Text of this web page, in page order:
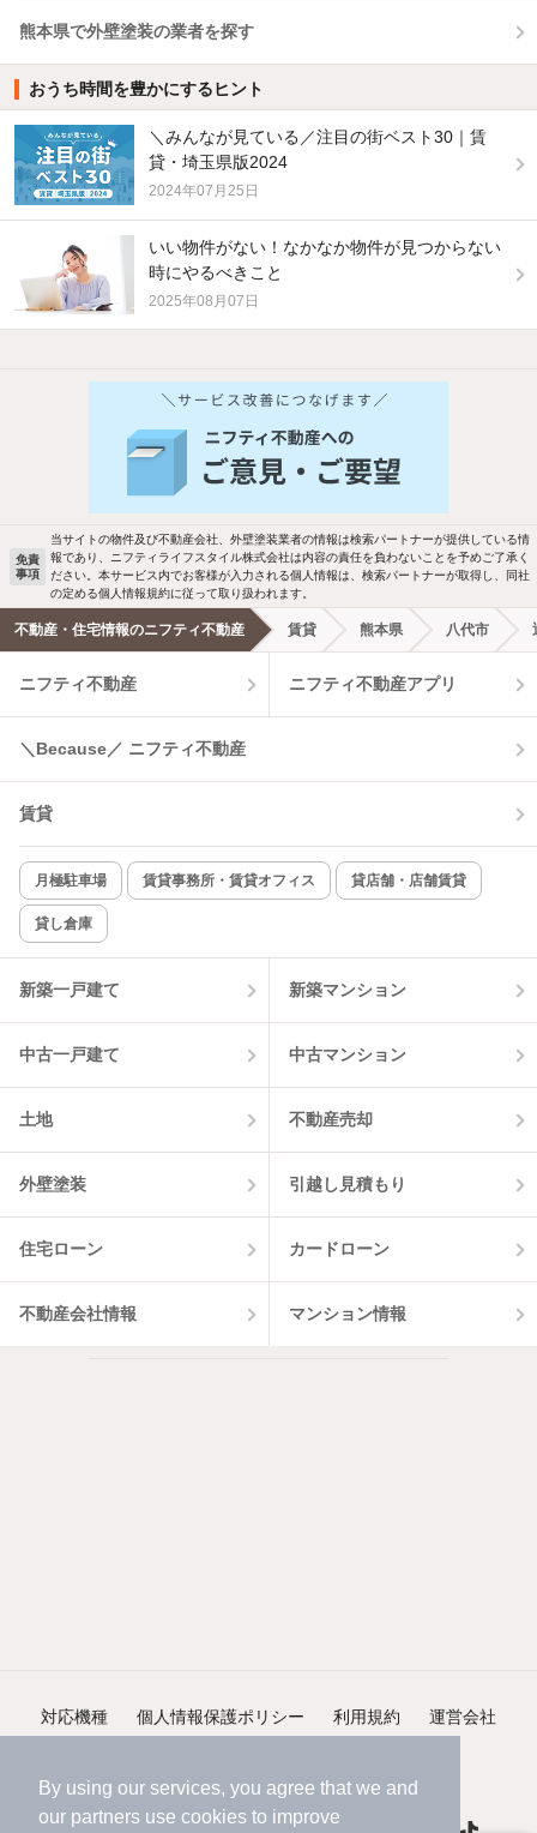
By using our services, you agree that we and
our partners use cookies to improve
熊本県で外壁塗装の業者を探す
おうち時間を豊かにするヒント
＼みんなが見ている／注目の街ベスト30｜賃
貸・埼玉県版2024
2024年07月25日
いい物件がない！なかなか物件が見つからない
時にやるべきこと
2025年08月07日
他の人はこんな条件で絞り込んでいます！
バス・トイレ別 2階以上
洗濯機置場あり 独立洗面台
エアコンあり 都市ガス
温水洗浄便座 オートロック
コンロ2口以上
新着のみ インターネット無料
該当件数:
物件一覧に反映
免責
事項
当サイトの物件及び不動産会社、外壁塗装業者の情報は検索パートナーが提供している情
報であり、ニフティライフスタイル株式会社は内容の責任を負わないことを予めご了承く
ださい。本サービス内でお客様が入力される個人情報は、検索パートナーが取得し、同社
の定める個人情報規約に従って取り扱われます。
不動産・住宅情報のニフティ不動産 賃貸 熊本県 八代市
ニフティ不動産 ニフティ不動産アプリ
＼Because／ ニフティ不動産
賃貸
月極駐車場 賃貸事務所・賃貸オフィス 貸店舗・店舗賃貸
貸し倉庫
新築一戸建て 新築マンション
中古一戸建て 中古マンション
土地 不動産売却
外壁塗装 引越し見積もり
住宅ローン カードローン
不動産会社情報 マンション情報
対応機種 個人情報保護ポリシー 利用規約 運営会社